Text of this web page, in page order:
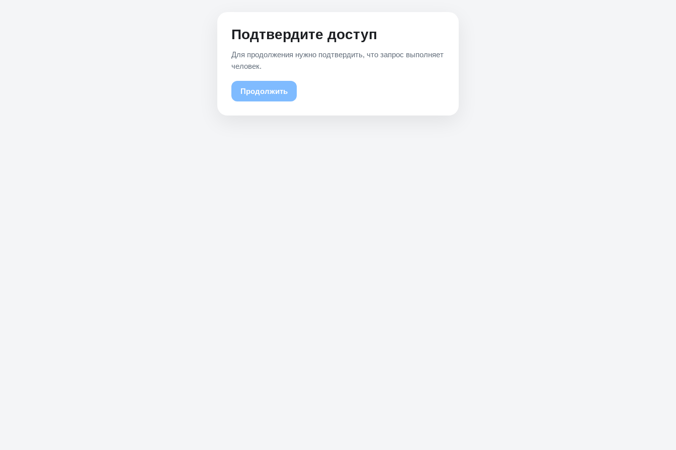
Подтвердите доступ
Для продолжения нужно подтвердить, что запрос выполняет
человек.
Продолжить